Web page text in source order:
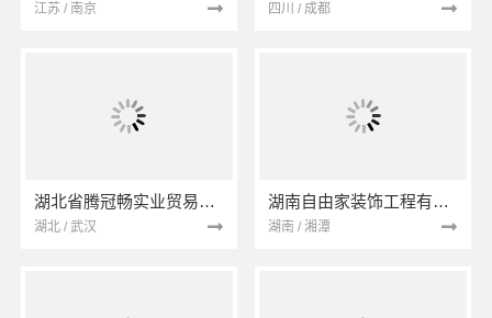
江苏 / 南京 四川 / 成都
湖北省腾冠畅实业贸易有限公司
湖北 / 武汉
湖南自由家装饰工程有限公司
湖南 / 湘潭